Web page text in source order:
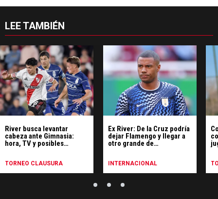
LEE TAMBIÉN
River busca levantar
cabeza ante Gimnasia:
hora, TV y posibles
TORNEO CLAUSURA
Ex River: De la Cruz podría
dejar Flamengo y llegar a
otro grande de
INTERNACIONAL